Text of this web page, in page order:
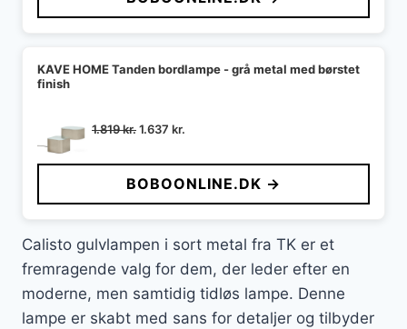
1.299 kr..650 kr..
KAVE HOME Tanden bordlampe - grå metal med børstet
finish
1.819kr.Den
pris
var:
1.819 kr..
1.637 kr.
pris
er:
1.637 kr..
BOBOONLINE.DK →
Calisto gulvlampen i sort metal fra TK er et
fremragende valg for dem, der leder efter en
moderne, men samtidig tidløs lampe. Denne
lampe er skabt med sans for detaljer og tilbyder